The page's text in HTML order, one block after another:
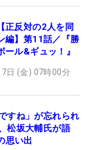
正反対の2人を同
編】第11話／『勝
ール&ギュッ！』
日 (金) 07時00分
すね」が忘れられ
松坂大輔氏が語
思い出